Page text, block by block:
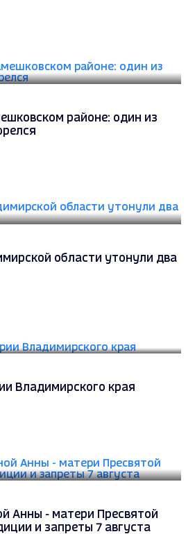
районе: один из
области утонули два
Владимирского края
Анны - матери Пресвятой
и запреты 7 августа